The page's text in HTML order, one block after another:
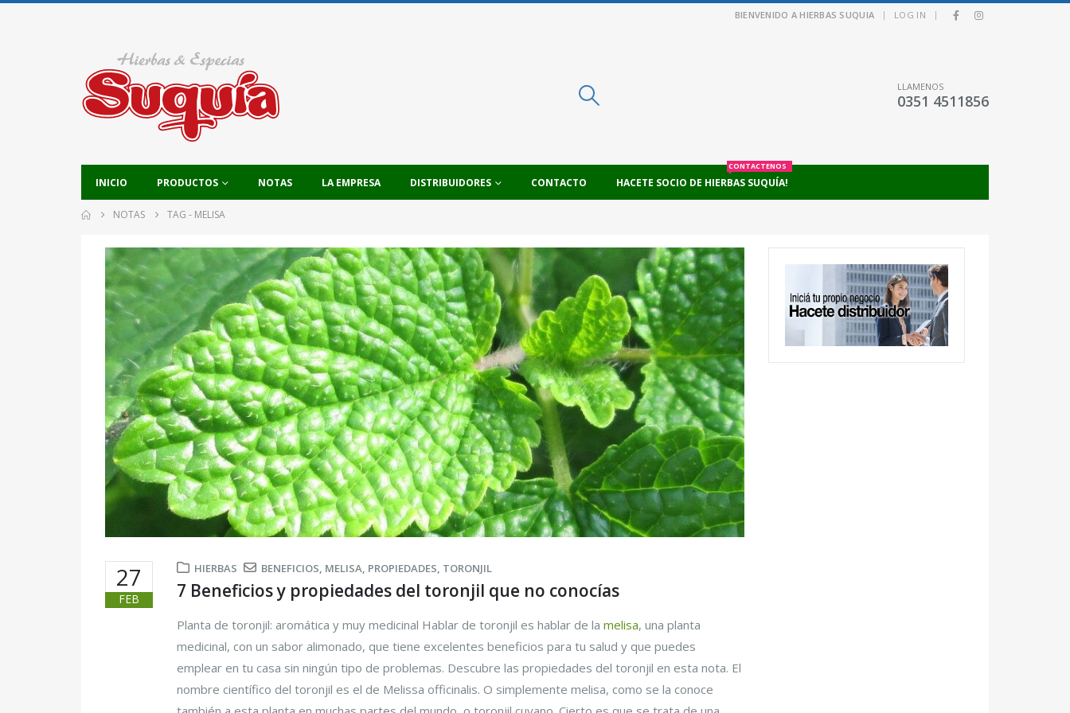
BIENVENIDO A HIERBAS SUQUIA | LOG IN |
LLAMENOS
0351 4511856
INICIO PRODUCTOS NOTAS LA EMPRESA DISTRIBUIDORES CONTACTO HACETE SOCIO DE HIERBAS SUQUÍA!
CONTACTENOS
NOTAS TAG - MELISA
27
FEB
HIERBAS BENEFICIOS, MELISA, PROPIEDADES, TORONJIL
7 Beneficios y propiedades del toronjil que no conocías
Planta de toronjil: aromática y muy medicinal Hablar de toronjil es hablar de la melisa, una planta
medicinal, con un sabor alimonado, que tiene excelentes beneficios para tu salud y que puedes
emplear en tu casa sin ningún tipo de problemas. Descubre las propiedades del toronjil en esta nota. El
nombre científico del toronjil es el de Melissa officinalis. O simplemente melisa, como se la conoce